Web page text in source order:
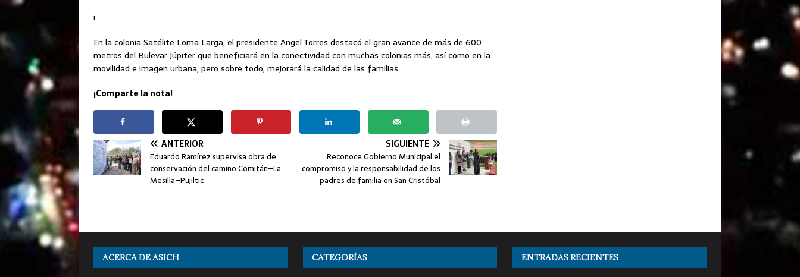
i
En la colonia Satélite Loma Larga, el presidente Angel Torres destacó el gran avance de más de 600
metros del Bulevar Júpiter que beneficiará en la conectividad con muchas colonias más, así como en la
movilidad e imagen urbana, pero sobre todo, mejorará la calidad de las familias.
¡Comparte la nota!
ANTERIOR
Eduardo Ramírez supervisa obra de
conservación del camino Comitán–La
Mesilla–Pujiltic
SIGUIENTE
Reconoce Gobierno Municipal el
compromiso y la responsabilidad de los
padres de familia en San Cristóbal
ACERCA DE ASICH CATEGORÍAS ENTRADAS RECIENTES